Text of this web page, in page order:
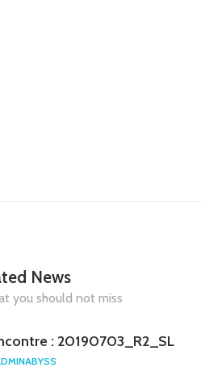
News
you should not miss
: 20190703_R2_SL